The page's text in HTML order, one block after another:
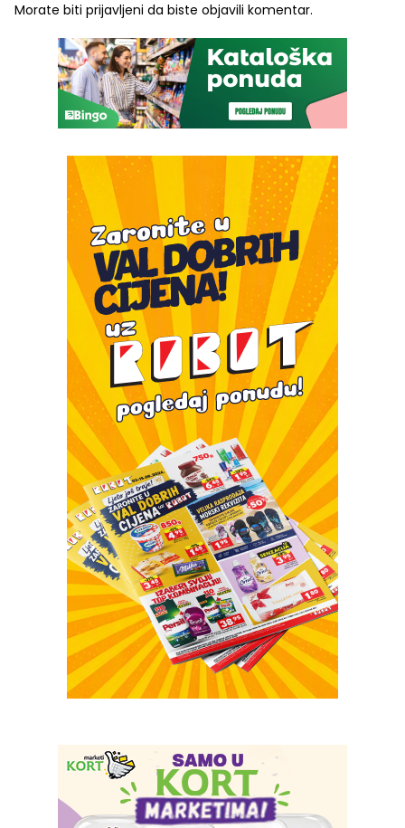
Morate biti prijavljeni da biste objavili komentar.